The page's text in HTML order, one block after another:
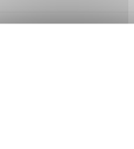
service